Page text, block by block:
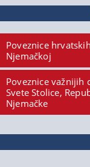
Poveznice
Njemačkoj
Poveznice važnijih
Svete Stolice,
Njemačke